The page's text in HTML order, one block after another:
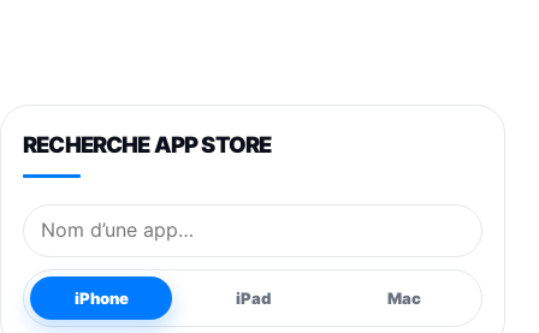
RECHERCHE APP STORE
Nom de l’application
iPhone iPad Mac